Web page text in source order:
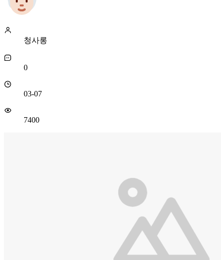
청사롱
0
03-07
7400